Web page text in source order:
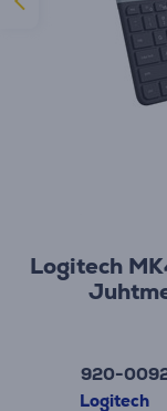
Logitech
920-
Logitech